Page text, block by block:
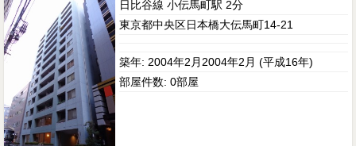
日比谷線 小伝馬町駅 2分
東京都中央区日本橋大伝馬町14-21
築年: 2004年2月2004年2月 (平成16年)
部屋件数: 0部屋